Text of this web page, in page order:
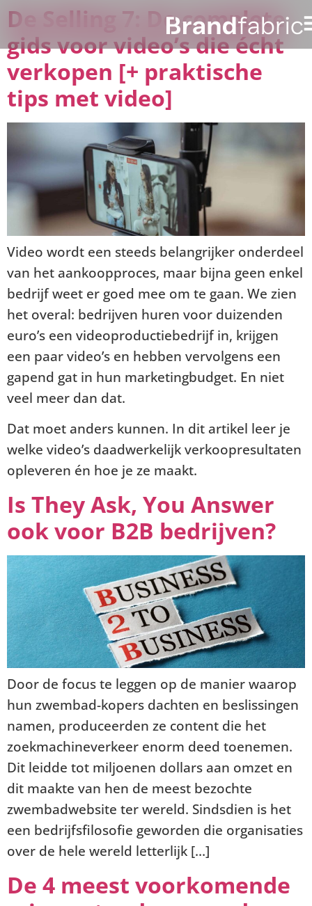
De Selling 7: De complete
gids voor video’s die écht
verkopen [+ praktische
tips met video]
Video wordt een steeds belangrijker onderdeel
van het aankoopproces, maar bijna geen enkel
bedrijf weet er goed mee om te gaan. We zien
het overal: bedrijven huren voor duizenden
euro’s een videoproductiebedrijf in, krijgen
een paar video’s en hebben vervolgens een
gapend gat in hun marketingbudget. En niet
veel meer dan dat.
Dat moet anders kunnen. In dit artikel leer je
welke video’s daadwerkelijk verkoopresultaten
opleveren én hoe je ze maakt.
Is They Ask, You Answer
ook voor B2B bedrijven?
Door de focus te leggen op de manier waarop
hun zwembad-kopers dachten en beslissingen
namen, produceerden ze content die het
zoekmachineverkeer enorm deed toenemen.
Dit leidde tot miljoenen dollars aan omzet en
dit maakte van hen de meest bezochte
zwembadwebsite ter wereld. Sindsdien is het
een bedrijfsfilosofie geworden die organisaties
over de hele wereld letterlijk […]
De 4 meest voorkomende